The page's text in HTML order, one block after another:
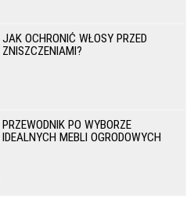
JAK OCHRONIĆ WŁOSY PRZED
ZNISZCZENIAMI?
PRZEWODNIK PO WYBORZE
IDEALNYCH MEBLI OGRODOWYCH